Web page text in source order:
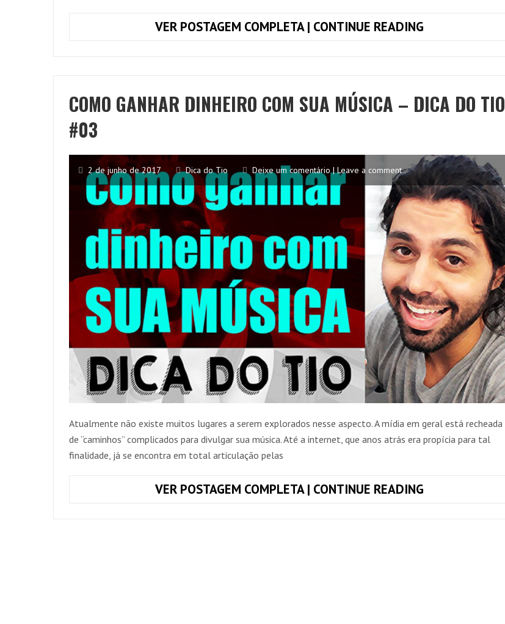
VER POSTAGEM COMPLETA | CONTINUE READING
4
COMO GANHAR DINHEIRO COM SUA MÚSICA – DICA DO TIO
#03
2 de junho de 2017 Dica do Tio Deixe um comentário | Leave a comment
Atualmente não existe muitos lugares a serem explorados nesse aspecto. A mídia em geral está recheada
de “caminhos” complicados para divulgar sua música. Até a internet, que anos atrás era propícia para tal
finalidade, já se encontra em total articulação pelas
VER POSTAGEM COMPLETA | CONTINUE READING